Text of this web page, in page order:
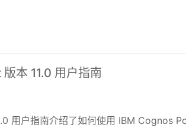
本 11.0 用户指南
用户指南介绍了如何使用 IBM Cognos